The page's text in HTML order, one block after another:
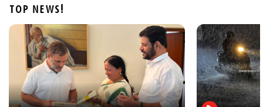
Politics
പ്രധാനമന്ത്രിയുടെ വിദേശയാത്രകൾക്ക് 2021 മുതൽ
ചെലവായത് 557 കോടി രൂപ; കണക്കുകൾ
രാജ്യസഭയിൽ
4 hours ago
TOP NEWS!